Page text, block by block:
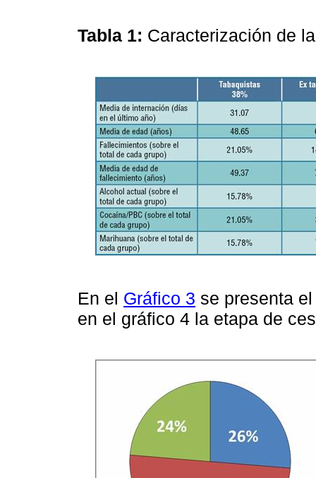
Tabla 1: Caracterización de
En el Gráfico 3 se presenta
en el gráfico 4 la etapa de